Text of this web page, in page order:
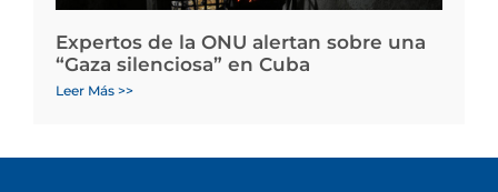
Expertos de la ONU alertan sobre una
“Gaza silenciosa” en Cuba
Leer Más >>